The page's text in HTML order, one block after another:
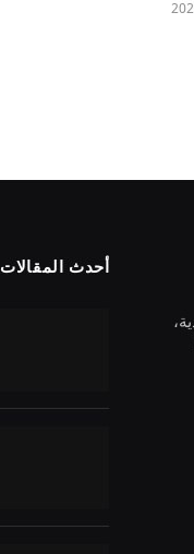
أحدث المقالات